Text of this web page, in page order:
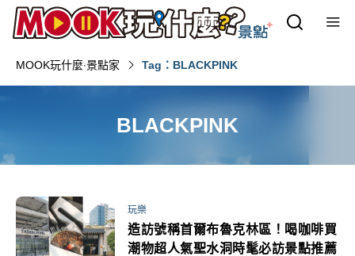
MOOK玩什麼‧景點家 Tag：BLACKPINK
BLACKPINK
玩樂
造訪號稱首爾布魯克林區！喝咖啡買
潮物超人氣聖水洞時髦必訪景點推薦